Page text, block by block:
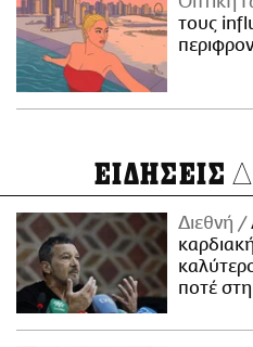
τους
ΕΙΔΗΣΕΙΣ
Διεθνή
ποτέ